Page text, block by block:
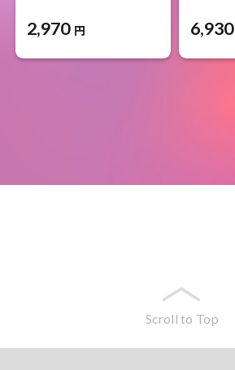
2,970 円 6,930
Scroll to Top